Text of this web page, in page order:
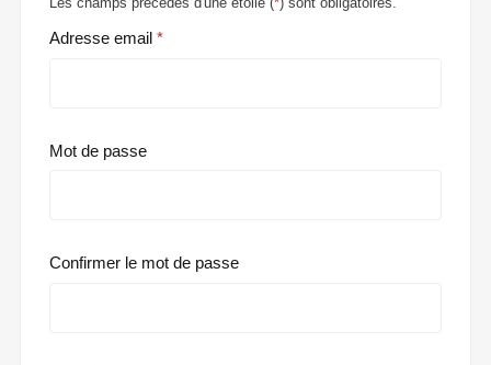
Adresse email
Mot de passe
Confirmer le mot de passe